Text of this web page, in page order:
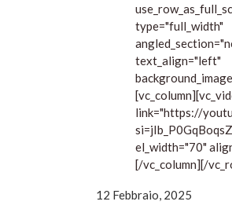
type="full_width"
text_align="left"
link="https://
el_width="70"
[/vc_column][/
12 Febbraio, 2025